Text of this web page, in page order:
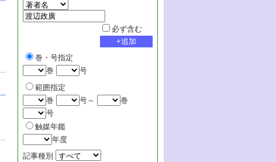
必ず含む
巻・号指定
巻
号
範囲指定
巻
号～
巻
号
触媒年鑑
年度
記事種別